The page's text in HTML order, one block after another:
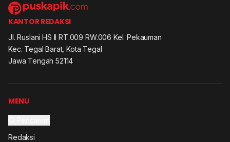
KANTOR REDAKSI
Jl. Ruslani HS II RT.009 RW.006 Kel. Pekauman
Kec. Tegal Barat, Kota Tegal
Jawa Tengah 52114
MENU
Redaksi